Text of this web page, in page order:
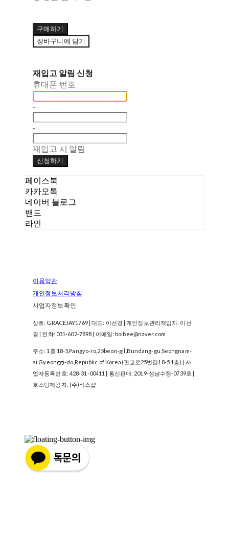
구매하기
장바구니에 담기
재입고 알림 신청
휴대폰 번호
-
-
재입고 시 알림
신청하기
페이스북
카카오톡
네이버 블로그
밴드
라인
이용약관
개인정보처리방침
사업자정보확인
상호: GRACEJAY1769 | 대표: 이선경 | 개인정보관리책임자: 이선
경 | 전화: 031-602-7898 | 이메일: boibee@naver.com
주소: 1층 18-5,Pangyo-ro,25beon-gil,Bundang-gu,Seongnam-
si,Gyeonggi-do,Republic of Korea(판교로25번길18-5 1층) | 사
업자등록번호: 428-31-00411 | 통신판매: 2019-성남수정-0739호 |
호스팅제공자: (주)식스샵